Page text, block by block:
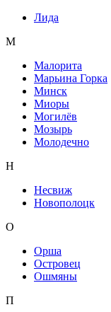
Лида
М
Малорита
Марьина Горка
Минск
Миоры
Могилёв
Мозырь
Молодечно
Н
Несвиж
Новополоцк
О
Орша
Островец
Ошмяны
П